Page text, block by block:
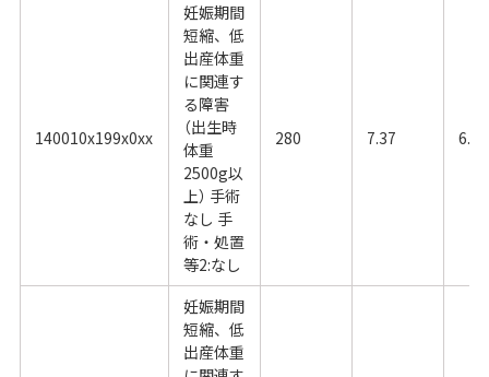
140010x199x0xx
妊娠期間
短縮、低
出産体重
に関連す
る障害
（出生時
体重
2500g以
上） 手術
なし 手
術・処置
等2:なし
280 7.37 6.13
妊娠期間
短縮、低
出産体重